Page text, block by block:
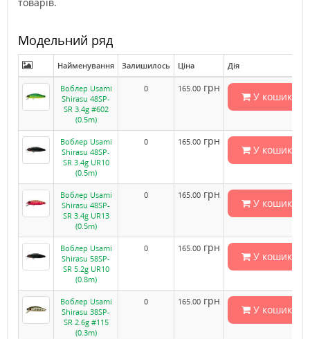
товарів.
Модельний ряд
Найменування Залишилось Ціна Дія
Воблер Usami
Shirasu 48SP-
SR 3.4g #602
(0.5m)
0 165.00 грн
У кошик
Воблер Usami
Shirasu 48SP-
SR 3.4g UR10
(0.5m)
0 165.00 грн
У кошик
Воблер Usami
Shirasu 48SP-
SR 3.4g UR13
(0.5m)
0 165.00 грн
У кошик
Воблер Usami
Shirasu 58SP-
SR 5.2g UR10
(0.8m)
0 165.00 грн
У кошик
Воблер Usami
Shirasu 38SP-
SR 2.6g #115
(0.3m)
0 165.00 грн
У кошик